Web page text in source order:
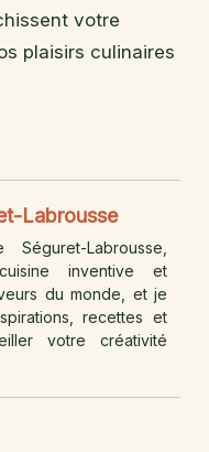
votre
plaisirs culinaires
Labrousse
Labrousse,
inventive et
du monde, et je
recettes et
votre créativité